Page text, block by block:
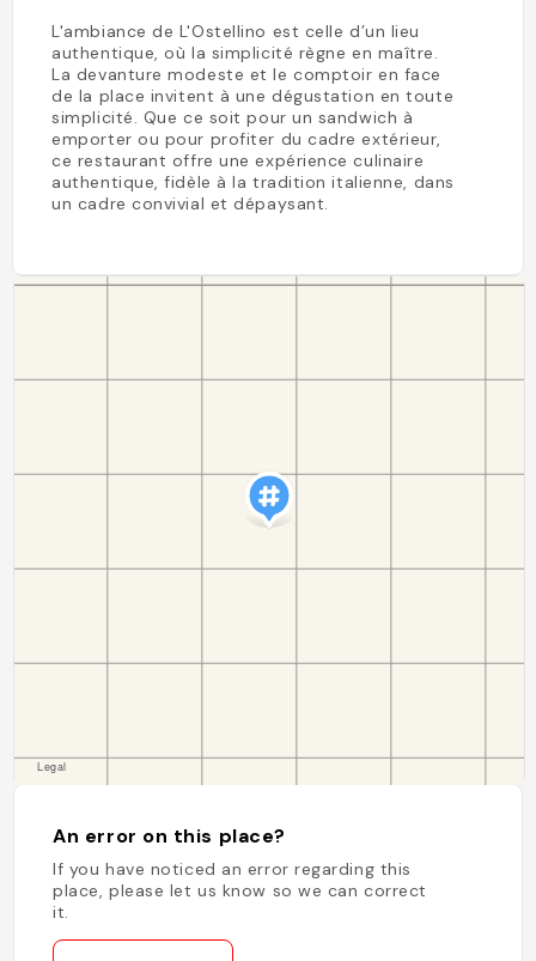
L'ambiance de L'Ostellino est celle d’un lieu
authentique, où la simplicité règne en maître.
La devanture modeste et le comptoir en face
de la place invitent à une dégustation en toute
simplicité. Que ce soit pour un sandwich à
emporter ou pour profiter du cadre extérieur,
ce restaurant offre une expérience culinaire
authentique, fidèle à la tradition italienne, dans
un cadre convivial et dépaysant.
An error on this place?
If you have noticed an error regarding this
place, please let us know so we can correct
it.